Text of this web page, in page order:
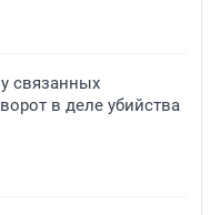
связанных
в деле убийства